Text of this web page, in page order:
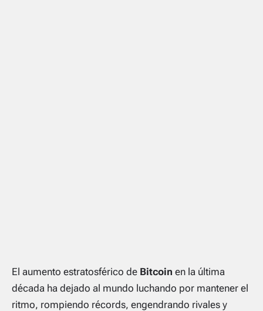
El aumento estratosférico de Bitcoin en la última
década ha dejado al mundo luchando por mantener el
ritmo, rompiendo récords, engendrando rivales y